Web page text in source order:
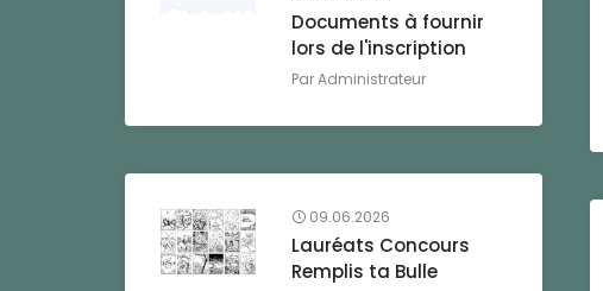
Documents à fournir
lors de l'inscription
ParAdministrateur
09.06.2026
Lauréats Concours
Remplis ta Bulle